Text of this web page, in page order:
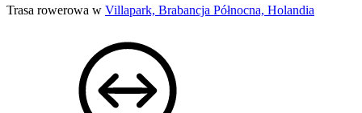
Trasa rowerowa w Villapark, Brabancja Północna, Holandia